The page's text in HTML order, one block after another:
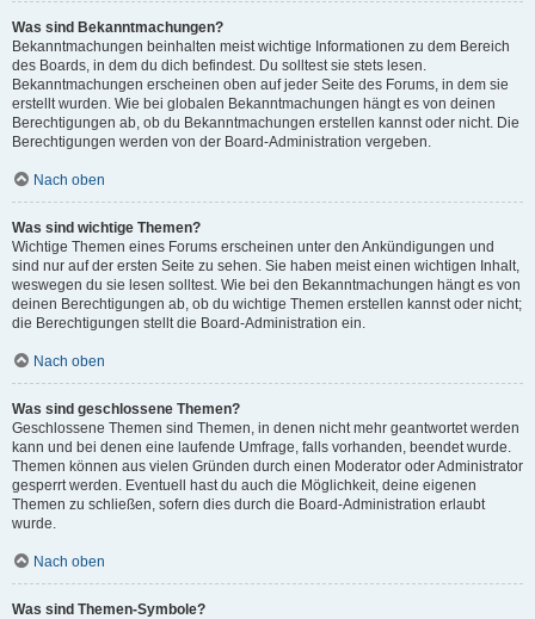
Was sind Bekanntmachungen?
Bekanntmachungen beinhalten meist wichtige Informationen zu dem Bereich
des Boards, in dem du dich befindest. Du solltest sie stets lesen.
Bekanntmachungen erscheinen oben auf jeder Seite des Forums, in dem sie
erstellt wurden. Wie bei globalen Bekanntmachungen hängt es von deinen
Berechtigungen ab, ob du Bekanntmachungen erstellen kannst oder nicht. Die
Berechtigungen werden von der Board-Administration vergeben.
Nach oben
Was sind wichtige Themen?
Wichtige Themen eines Forums erscheinen unter den Ankündigungen und
sind nur auf der ersten Seite zu sehen. Sie haben meist einen wichtigen Inhalt,
weswegen du sie lesen solltest. Wie bei den Bekanntmachungen hängt es von
deinen Berechtigungen ab, ob du wichtige Themen erstellen kannst oder nicht;
die Berechtigungen stellt die Board-Administration ein.
Nach oben
Was sind geschlossene Themen?
Geschlossene Themen sind Themen, in denen nicht mehr geantwortet werden
kann und bei denen eine laufende Umfrage, falls vorhanden, beendet wurde.
Themen können aus vielen Gründen durch einen Moderator oder Administrator
gesperrt werden. Eventuell hast du auch die Möglichkeit, deine eigenen
Themen zu schließen, sofern dies durch die Board-Administration erlaubt
wurde.
Nach oben
Was sind Themen-Symbole?